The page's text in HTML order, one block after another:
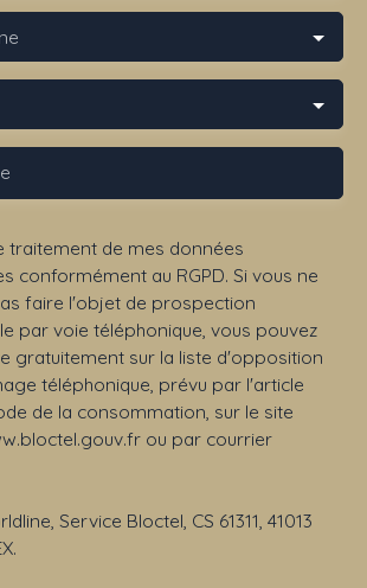
traitement de mes données
conformément au RGPD. Si vous ne
faire l'objet de prospection
par voie téléphonique, vous pouvez
gratuitement sur la liste d'opposition
téléphonique, prévu par l'article
de la consommation, sur le site
ou par courrier
Service Bloctel, CS 61311, 41013